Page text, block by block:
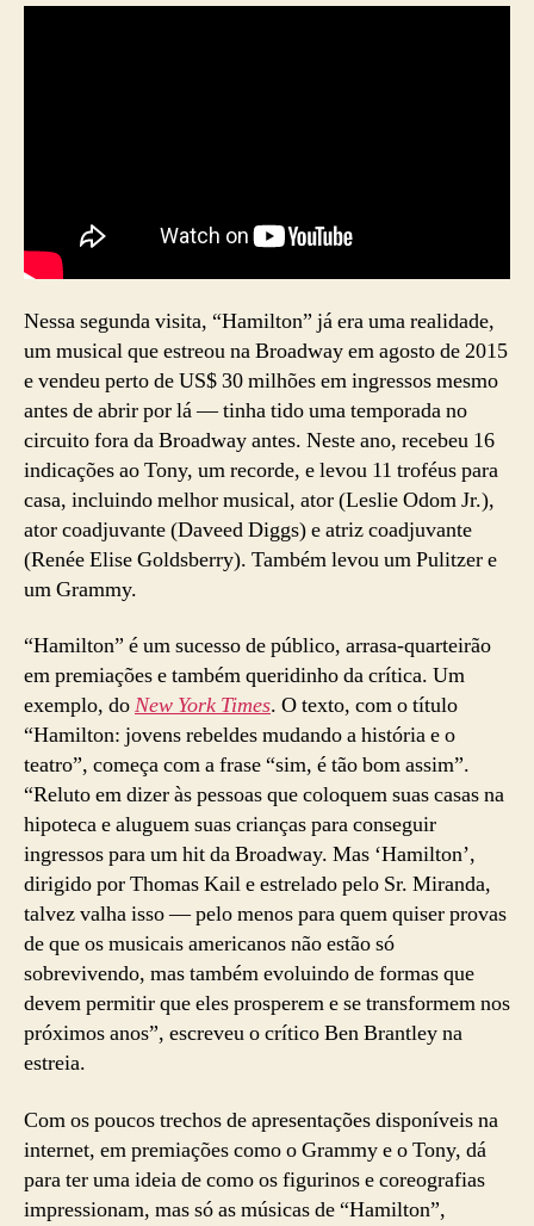
Nessa segunda visita, “Hamilton” já era uma realidade,
um musical que estreou na Broadway em agosto de 2015
e vendeu perto de US$ 30 milhões em ingressos mesmo
antes de abrir por lá — tinha tido uma temporada no
circuito fora da Broadway antes. Neste ano, recebeu 16
indicações ao Tony, um recorde, e levou 11 troféus para
casa, incluindo melhor musical, ator (Leslie Odom Jr.),
ator coadjuvante (Daveed Diggs) e atriz coadjuvante
(Renée Elise Goldsberry). Também levou um Pulitzer e
um Grammy.
“Hamilton” é um sucesso de público, arrasa-quarteirão
em premiações e também queridinho da crítica. Um
exemplo, doNew York Times. O texto, com o título
“Hamilton: jovens rebeldes mudando a história e o
teatro”, começa com a frase “sim, é tão bom assim”.
“Reluto em dizer às pessoas que coloquem suas casas na
hipoteca e aluguem suas crianças para conseguir
ingressos para um hit da Broadway. Mas ‘Hamilton’,
dirigido por Thomas Kail e estrelado pelo Sr. Miranda,
talvez valha isso — pelo menos para quem quiser provas
de que os musicais americanos não estão só
sobrevivendo, mas também evoluindo de formas que
devem permitir que eles prosperem e se transformem nos
próximos anos”, escreveu o crítico Ben Brantley na
estreia.
Com os poucos trechos de apresentações disponíveis na
internet, em premiações como o Grammy e o Tony, dá
para ter uma ideia de como os figurinos e coreografias
impressionam, mas só as músicas de “Hamilton”,